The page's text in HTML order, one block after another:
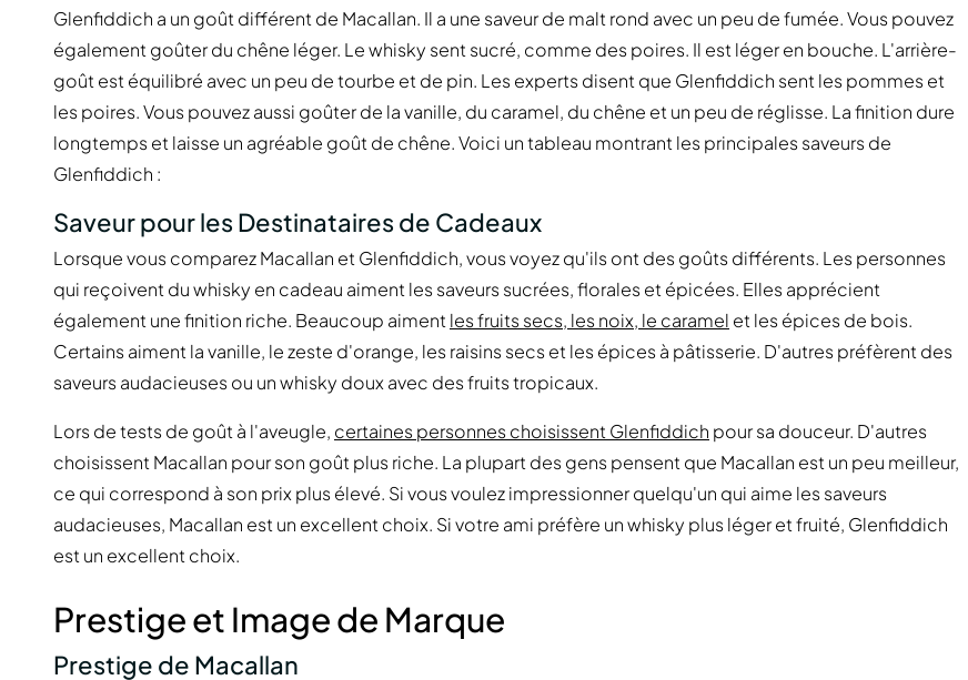
Glenfiddich a un goût différent de Macallan. Il a une saveur de malt rond avec un peu de fumée. Vous pouvez
également goûter du chêne léger. Le whisky sent sucré, comme des poires. Il est léger en bouche. L'arrière-
goût est équilibré avec un peu de tourbe et de pin. Les experts disent que Glenfiddich sent les pommes et
les poires. Vous pouvez aussi goûter de la vanille, du caramel, du chêne et un peu de réglisse. La finition dure
longtemps et laisse un agréable goût de chêne. Voici un tableau montrant les principales saveurs de
Glenfiddich :
Saveur pour les Destinataires de Cadeaux
Lorsque vous comparez Macallan et Glenfiddich, vous voyez qu'ils ont des goûts différents. Les personnes
qui reçoivent du whisky en cadeau aiment les saveurs sucrées, florales et épicées. Elles apprécient
également une finition riche. Beaucoup aimentles fruits secs, les noix, le caramel et les épices de bois.
Certains aiment la vanille, le zeste d'orange, les raisins secs et les épices à pâtisserie. D'autres préfèrent des
saveurs audacieuses ou un whisky doux avec des fruits tropicaux.
Lors de tests de goût à l'aveugle, certaines personnes choisissent Glenfiddich pour sa douceur. D'autres
choisissent Macallan pour son goût plus riche. La plupart des gens pensent que Macallan est un peu meilleur,
ce qui correspond à son prix plus élevé. Si vous voulez impressionner quelqu'un qui aime les saveurs
audacieuses, Macallan est un excellent choix. Si votre ami préfère un whisky plus léger et fruité, Glenfiddich
est un excellent choix.
Prestige et Image de Marque
Prestige de Macallan